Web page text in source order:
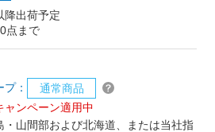
降出荷予定
点まで
：
通常商品
ャンペーン適用中
山間部および北海道、または当社指